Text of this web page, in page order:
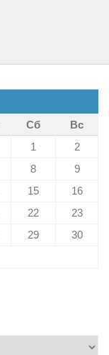
Сб
Вс
1
2
8
9
15
16
22
23
29
30